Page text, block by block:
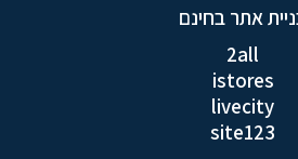
אתר בחינם
2all
istores
livecity
site123